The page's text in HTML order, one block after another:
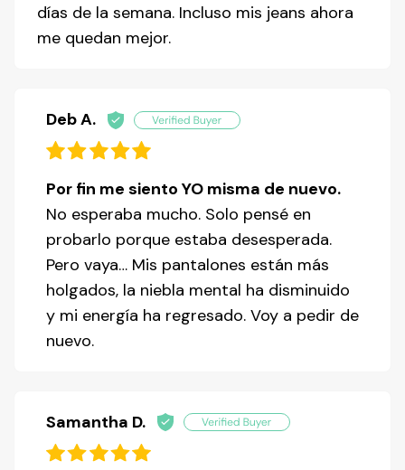
días de la semana. Incluso mis jeans ahora
me quedan mejor.
Deb A.
Por fin me siento YO misma de nuevo.
No esperaba mucho. Solo pensé en
probarlo porque estaba desesperada.
Pero vaya… Mis pantalones están más
holgados, la niebla mental ha disminuido
y mi energía ha regresado. Voy a pedir de
nuevo.
Samantha D.